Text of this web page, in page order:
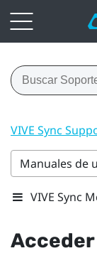
VIVE Sync
Manuales de
VIVE Sync
Acceder